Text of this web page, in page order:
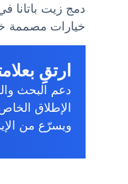
دمج زيت باتانا
خيارات مصممة
ارتقِ
دعم البحث
الإطلاق
ويسرّع من